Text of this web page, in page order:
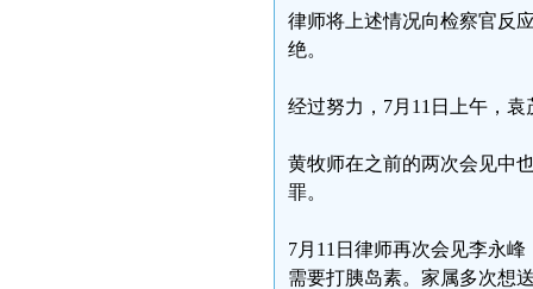
律师将上述情况向检察官反
绝。
经过努力，7月11日上午，
黄牧师在之前的两次会见中
罪。
7月11日律师再次会见李永
需要打胰岛素。家属多次想